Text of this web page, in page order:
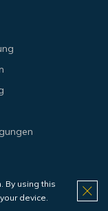
By using this
device.